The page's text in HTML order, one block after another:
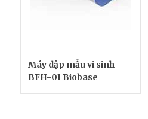
Máy dập mẫu vi sinh
BFH-01 Biobase